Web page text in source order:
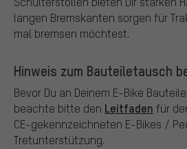
langen Bremskanten sorgen für
mal bremsen möchtest.
Hinweis zum Bauteiletausch
Bevor Du an Deinem E-Bike
beachte bitte den Leitfaden für
CE-gekennzeichneten E-Bikes /
Tretunterstützung.